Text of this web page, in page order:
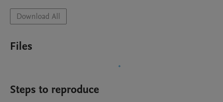
Download All
Files
Steps to reproduce